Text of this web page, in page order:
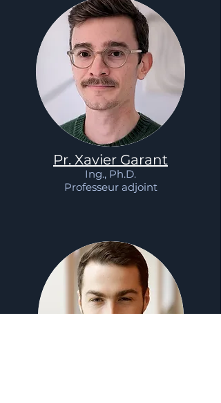
Pr. Xavier Garant
Ing., Ph.D.
Professeur adjoint